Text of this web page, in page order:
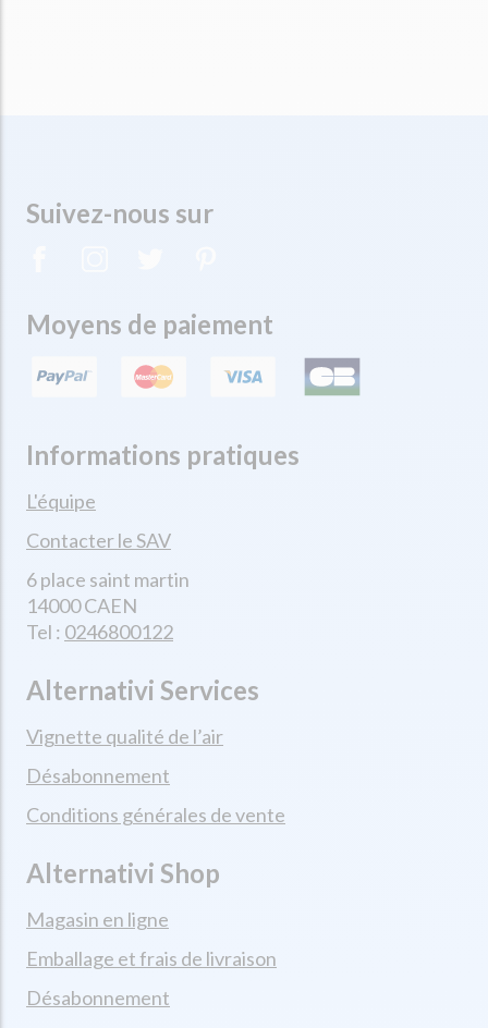
Suivez-nous sur
Moyens de paiement
Informations pratiques
L'équipe
Contacter le SAV
6 place saint martin
14000 CAEN
Tel : 0246800122
Alternativi Services
Vignette qualité de l’air
Désabonnement
Conditions générales de vente
Alternativi Shop
Magasin en ligne
Emballage et frais de livraison
Désabonnement